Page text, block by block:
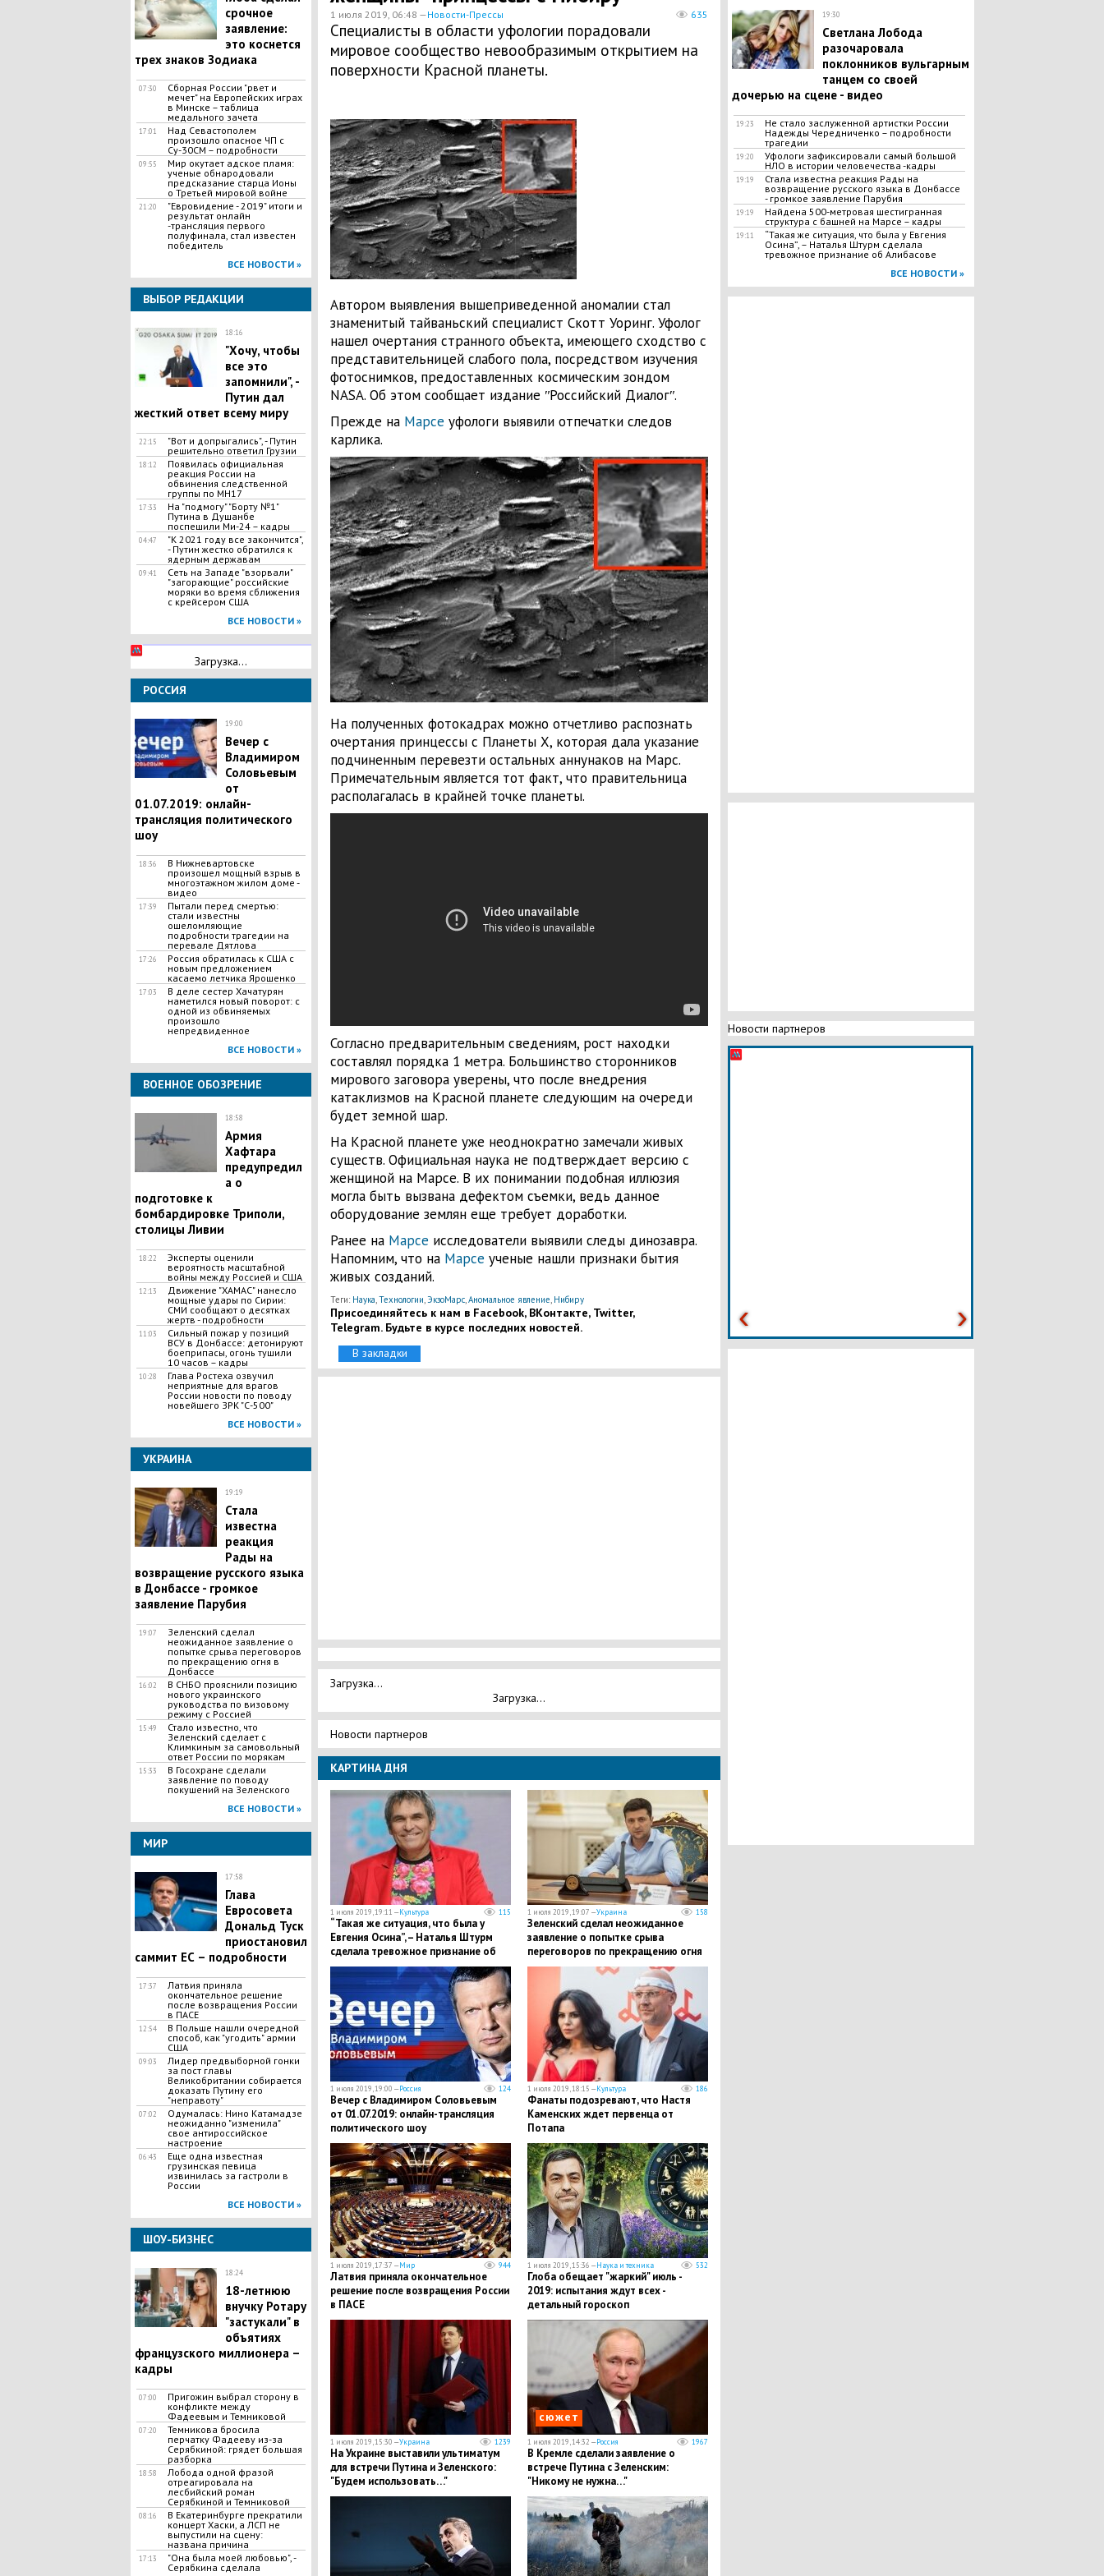
срочное
заявление:
это коснется
трех знаков Зодиака
07:30
Сборная России "рвет и
мечет" на Европейских играх
в Минске – таблица
медального зачета
17:01
Над Севастополем
произошло опасное ЧП с
Су-30СМ – подробности
09:55
Мир окутает адское пламя:
ученые обнародовали
предсказание старца Ионы
о Третьей мировой войне
21:20
"Евровидение - 2019" итоги и
результат онлайн
-трансляция первого
полуфинала, стал известен
победитель
ВСЕ НОВОСТИ »
ВЫБОР РЕДАКЦИИ
18:16
​"Хочу, чтобы
все это
запомнили", -
Путин дал
жесткий ответ всему миру
22:15
"Вот и допрыгались", - Путин
решительно ответил Грузии
18:12
Появилась официальная
реакция России на
обвинения следственной
группы по МН17
17:33
На "подмогу" "Борту №1"
Путина в Душанбе
поспешили Ми-24 – кадры
04:47
"К 2021 году все закончится",
- Путин жестко обратился к
ядерным державам
09:41
Сеть на Западе "взорвали"
"загорающие" российские
моряки во время сближения
с крейсером США
ВСЕ НОВОСТИ »
Загрузка...
РОССИЯ
19:00
Вечер с
Владимиром
Соловьевым
от
01.07.2019: онлайн-
трансляция политического
шоу
18:36
В Нижневартовске
произошел мощный взрыв в
многоэтажном жилом доме -
видео
17:39
Пытали перед смертью:
стали известны
ошеломляющие
подробности трагедии на
перевале Дятлова
17:26
​Россия обратилась к США с
новым предложением
касаемо летчика Ярошенко
17:03
В деле сестер Хачатурян
наметился новый поворот: с
одной из обвиняемых
произошло
непредвиденное
ВСЕ НОВОСТИ »
ВОЕННОЕ ОБОЗРЕНИЕ
18:58
Армия
Хафтара
предупредил
а о
подготовке к
бомбардировке Триполи,
столицы Ливии
18:22
Эксперты оценили
вероятность масштабной
войны между Россией и США
12:13
Движение "ХАМАС" нанесло
мощные удары по Сирии:
СМИ сообщают о десятках
жертв - подробности
11:03
​Сильный пожар у позиций
ВСУ в Донбассе: детонируют
боеприпасы, огонь тушили
10 часов – кадры
10:28
Глава Ростеха озвучил
неприятные для врагов
России новости по поводу
новейшего ЗРК "С-500"
ВСЕ НОВОСТИ »
УКРАИНА
19:19
Стала
известна
реакция
Рады на
возвращение русского языка
в Донбассе - громкое
заявление Парубия
19:07
Зеленский сделал
неожиданное заявление о
попытке срыва переговоров
по прекращению огня в
Донбассе
16:02
В СНБО прояснили позицию
нового украинского
руководства по визовому
режиму с Россией
15:49
​Стало известно, что
Зеленский сделает с
Климкиным за самовольный
ответ России по морякам
15:33
В Госохране сделали
заявление по поводу
покушений на Зеленского
ВСЕ НОВОСТИ »
МИР
17:58
​Глава
Евросовета
Дональд Туск
приостановил
саммит ЕС – подробности
17:37
Латвия приняла
окончательное решение
после возвращения России
в ПАСЕ
12:54
​В Польше нашли очередной
способ, как "угодить" армии
США
09:03
Лидер предвыборной гонки
за пост главы
Великобритании собирается
доказать Путину его
"неправоту"
07:02
Одумалась: Нино Катамадзе
неожиданно "изменила"
свое антироссийское
настроение
06:43
Еще одна известная
грузинская певица
извинилась за гастроли в
России
ВСЕ НОВОСТИ »
ШОУ-БИЗНЕС
18:24
​18-летнюю
внучку Ротару
"застукали" в
объятиях
французского миллионера –
кадры
07:00
Пригожин выбрал сторону в
конфликте между
Фадеевым и Темниковой
07:20
Темникова бросила
перчатку Фадееву из-за
Серябкиной: грядет большая
разборка
18:58
Лобода одной фразой
отреагировала на
лесбийский роман
Серябкиной и Темниковой
08:16
В Екатеринбурге прекратили
концерт Хаски, а ЛСП не
выпустили на сцену:
названа причина
17:13
"Она была моей любовью", -
Серябкина сделала
1 июля 2019, 06:48 —Новости-Прессы 635
Специалисты в области уфологии порадовали
мировое сообщество невообразимым открытием на
поверхности Красной планеты.
Автором выявления вышеприведенной аномалии стал
знаменитый тайваньский специалист Скотт Уоринг. Уфолог
нашел очертания странного объекта, имеющего сходство с
представительницей слабого пола, посредством изучения
фотоснимков, предоставленных космическим зондом
NASA. Об этом сообщает издание ʺРоссийский Диалогʺ.
Прежде на Марсе уфологи выявили отпечатки следов
карлика.
На полученных фотокадрах можно отчетливо распознать
очертания принцессы с Планеты Х, которая дала указание
подчиненным перевезти остальных аннунаков на Марс.
Примечательным является тот факт, что правительница
располагалась в крайней точке планеты.
Согласно предварительным сведениям, рост находки
составлял порядка 1 метра. Большинство сторонников
мирового заговора уверены, что после внедрения
катаклизмов на Красной планете следующим на очереди
будет земной шар.
На Красной планете уже неоднократно замечали живых
существ. Официальная наука не подтверждает версию с
женщиной на Марсе. В их понимании подобная иллюзия
могла быть вызвана дефектом съемки, ведь данное
оборудование землян еще требует доработки.
Ранее на Марсе исследователи выявили следы динозавра.
Напомним, что на Марсе ученые нашли признаки бытия
живых созданий.
Теги: Наука,Технологии,ЭкзоМарс,Аномальное явление, Нибиру
Присоединяйтесь к нам в Facebook, ВКонтакте, Twitter,
Telegram. Будьте в курсе последних новостей.
В закладки
Загрузка...
Загрузка...
Новости партнеров
КАРТИНА ДНЯ
1 июля 2019, 19:11 —Культура 115
“Такая же ситуация, что была у
Евгения Осина”, – Наталья Штурм
сделала тревожное признание об
Алибасове
1 июля 2019, 19:07 —Украина 158
Зеленский сделал неожиданное
заявление о попытке срыва
переговоров по прекращению огня
в Донбассе
1 июля 2019, 19:00 —Россия 124
Вечер с Владимиром Соловьевым
от 01.07.2019: онлайн-трансляция
политического шоу
1 июля 2019, 18:15 —Культура 186
Фанаты подозревают, что Настя
Каменских ждет первенца от
Потапа
1 июля 2019, 17:37 —Мир 944
Латвия приняла окончательное
решение после возвращения России
в ПАСЕ
1 июля 2019, 15:36 —Наука и техника 532
Глоба обещает "жаркий" июль -
2019: испытания ждут всех -
детальный гороскоп
1 июля 2019, 15:30 —Украина 1239
На Украине выставили ультиматум
для встречи Путина и Зеленского:
"Будем использовать…"
сюжет
1 июля 2019, 14:32 —Россия 1967
В Кремле сделали заявление о
встрече Путина с Зеленским:
"Никому не нужна…"
19:30
Светлана Лобода
разочаровала
поклонников вульгарным
танцем со своей
дочерью на сцене - видео
19:23
Не стало заслуженной артистки России
Надежды Чередниченко – подробности
трагедии
19:20
Уфологи зафиксировали самый большой
НЛО в истории человечества -кадры
19:19
Стала известна реакция Рады на
возвращение русского языка в Донбассе
- громкое заявление Парубия
19:19
Найдена 500-метровая шестигранная
структура с башней на Марсе – кадры
19:11
“Такая же ситуация, что была у Евгения
Осина”, – Наталья Штурм сделала
тревожное признание об Алибасове
ВСЕ НОВОСТИ »
Новости партнеров